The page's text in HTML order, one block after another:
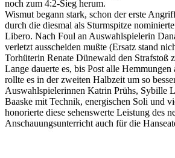
noch zum 4:2-Sieg herum.
Wismut begann stark, schon der erste
durch die diesmal als Sturmspitze
Libero. Nach Foul an Auswahlspielerin
verletzt ausscheiden mußte (Ersatz stand
Torhüterin Renate Dünewald den Strafstoß
Lange dauerte es, bis Post alle Hemmungen
rollte es in der zweiten Halbzeit um so
Auswahlspielerinnen Katrin Prühs, Sybille
Baaske mit Technik, energischen Soli und
honorierte diese sehenswerte Leistung des
Anschauungsunterricht auch für die